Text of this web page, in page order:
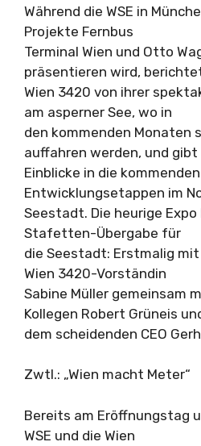
Während die WSE in
Projekte Fernbus
Terminal Wien und Otto
präsentieren wird,
Wien 3420 von ihrer
am asperner See, wo in
den kommenden Monaten
auffahren werden, und gibt
Einblicke in die kommenden
Entwicklungsetappen im
Seestadt. Die heurige
Stafetten-Übergabe für
die Seestadt: Erstmalig
Wien 3420-Vorständin
Sabine Müller gemeinsam
Kollegen Robert Grüneis
dem scheidenden CEO
Zwtl.: „Wien macht Meter“
Bereits am Eröffnungstag
WSE und die Wien